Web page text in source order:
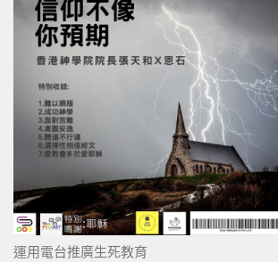
運用電台推廣生死教育